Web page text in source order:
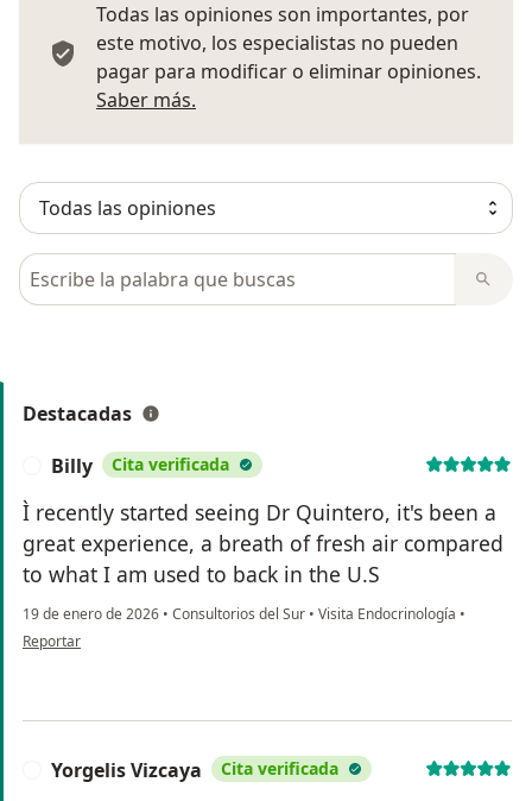
Todas las opiniones son importantes, por
este motivo, los especialistas no pueden
pagar para modificar o eliminar opiniones.
Saber más.
Busca en opiniones
Destacadas
Billy Cita verificada
Ì recently started seeing Dr Quintero, it's been a
great experience, a breath of fresh air compared
to what I am used to back in the U.S
19 de enero de 2026 • Consultorios del Sur • Visita Endocrinología •
en opinión del usuario Billy
Reportar
Yorgelis Vizcaya Cita verificada